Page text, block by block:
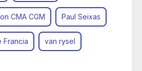
CMA CGM Paul Seixas
Francia van rysel